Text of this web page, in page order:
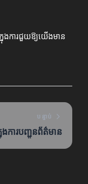
ងការជួយឱ្យយើងមាន
បន្ទាប់
នុងការបញ្ជូនព័ត៌មាន